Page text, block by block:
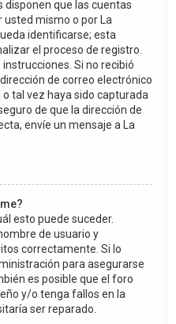
que las cuentas
usted mismo o por La
identificarse; esta
el proceso de registro.
Si no recibió
de correo electrónico
tal vez haya sido capturada
de que la dirección de
envíe un mensaje a La
esto puede suceder.
de usuario y
correctamente. Si lo
para asegurarse
es posible que el foro
y/o tenga fallos en la
ser reparado.